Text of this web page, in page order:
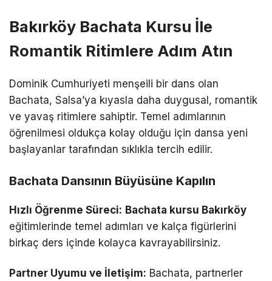
Bakırköy Bachata Kursu İle
Romantik Ritimlere Adım Atın
Dominik Cumhuriyeti menşeili bir dans olan
Bachata, Salsa’ya kıyasla daha duygusal, romantik
ve yavaş ritimlere sahiptir. Temel adımlarının
öğrenilmesi oldukça kolay olduğu için dansa yeni
başlayanlar tarafından sıklıkla tercih edilir.
Bachata Dansının Büyüsüne Kapılın
Hızlı Öğrenme Süreci: Bachata kursu Bakırköy
eğitimlerinde temel adımları ve kalça figürlerini
birkaç ders içinde kolayca kavrayabilirsiniz.
Partner Uyumu ve İletişim: Bachata, partnerler